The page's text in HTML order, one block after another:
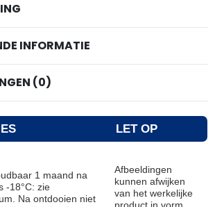
INFORMATIE
(0)
LET OP
1 maand na
-18°C: zie
Na ontdooien niet
Afbeeldingen
kunnen afwijken
van het werkelijke